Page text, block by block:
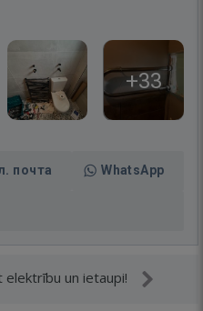
+33
почта WhatsApp
elektrību un ietaupi!